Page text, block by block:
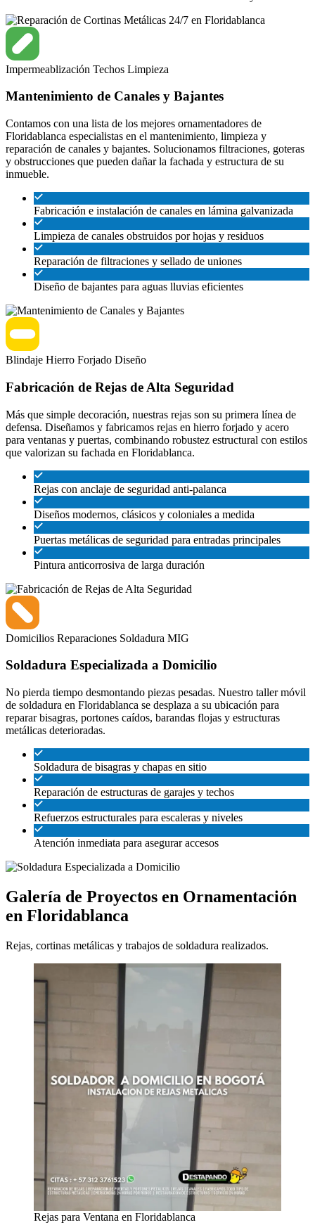
Impermeablización Techos Limpieza
Mantenimiento de Canales y Bajantes
Contamos con una lista de los mejores ornamentadores de
Floridablanca especialistas en el mantenimiento, limpieza y
reparación de canales y bajantes. Solucionamos filtraciones, goteras
y obstrucciones que pueden dañar la fachada y estructura de su
inmueble.
Fabricación e instalación de canales en lámina galvanizada
Limpieza de canales obstruidos por hojas y residuos
Reparación de filtraciones y sellado de uniones
Diseño de bajantes para aguas lluvias eficientes
Blindaje Hierro Forjado Diseño
Fabricación de Rejas de Alta Seguridad
Más que simple decoración, nuestras rejas son su primera línea de
defensa. Diseñamos y fabricamos rejas en hierro forjado y acero
para ventanas y puertas, combinando robustez estructural con estilos
que valorizan su fachada en Floridablanca.
Rejas con anclaje de seguridad anti-palanca
Diseños modernos, clásicos y coloniales a medida
Puertas metálicas de seguridad para entradas principales
Pintura anticorrosiva de larga duración
Domicilios Reparaciones Soldadura MIG
Soldadura Especializada a Domicilio
No pierda tiempo desmontando piezas pesadas. Nuestro taller móvil
de soldadura en Floridablanca se desplaza a su ubicación para
reparar bisagras, portones caídos, barandas flojas y estructuras
metálicas deterioradas.
Soldadura de bisagras y chapas en sitio
Reparación de estructuras de garajes y techos
Refuerzos estructurales para escaleras y niveles
Atención inmediata para asegurar accesos
Galería de Proyectos en Ornamentación
en Floridablanca
Rejas, cortinas metálicas y trabajos de soldadura realizados.
Rejas para Ventana en Floridablanca